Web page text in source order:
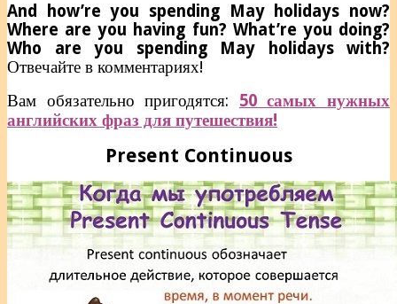
And how’re you spending May holidays now?
Where are you having fun? What’re you doing?
Who are you spending May holidays with?
Отвечайте в комментариях!
Вам обязательно пригодятся: 50 самых нужных
английских фраз для путешествия!
Present Continuous